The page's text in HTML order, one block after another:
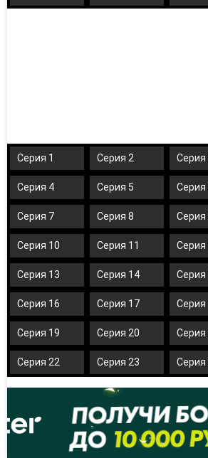
Серия 1 Серия 2 Серия
Серия 4 Серия 5 Серия
Серия 7 Серия 8 Серия
Серия 10 Серия 11 Серия
Серия 13 Серия 14 Серия
Серия 16 Серия 17 Серия
Серия 19 Серия 20 Серия
Серия 22 Серия 23 Серия